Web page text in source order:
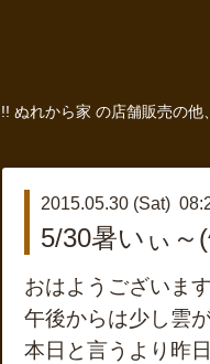
ぬれから家 の店舗販売の
2015.05.30 (Sat)
5/30暑いぃ～
おはようございま
午後からは少し雲
本日と言うより昨